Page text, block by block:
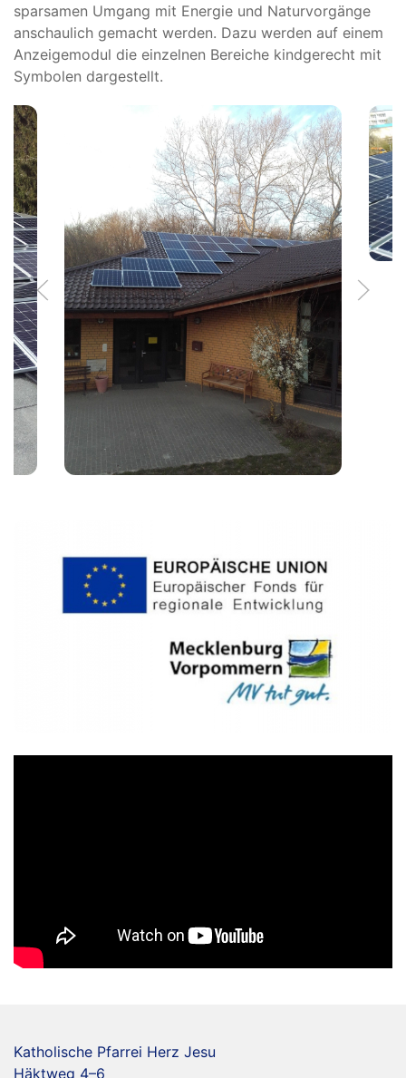
sparsamen Umgang mit Energie und Naturvorgänge
anschaulich gemacht werden. Dazu werden auf einem
Anzeigemodul die einzelnen Bereiche kindgerecht mit
Symbolen dargestellt.
Katholische Pfarrei Herz Jesu
Häktweg 4–6